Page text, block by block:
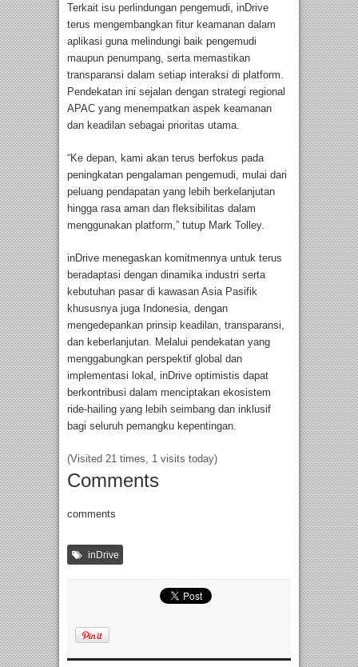
Terkait isu perlindungan pengemudi, inDrive
terus mengembangkan fitur keamanan dalam
aplikasi guna melindungi baik pengemudi
maupun penumpang, serta memastikan
transparansi dalam setiap interaksi di platform.
Pendekatan ini sejalan dengan strategi regional
APAC yang menempatkan aspek keamanan
dan keadilan sebagai prioritas utama.
“Ke depan, kami akan terus berfokus pada
peningkatan pengalaman pengemudi, mulai dari
peluang pendapatan yang lebih berkelanjutan
hingga rasa aman dan fleksibilitas dalam
menggunakan platform,” tutup Mark Tolley.
inDrive menegaskan komitmennya untuk terus
beradaptasi dengan dinamika industri serta
kebutuhan pasar di kawasan Asia Pasifik
khususnya juga Indonesia, dengan
mengedepankan prinsip keadilan, transparansi,
dan keberlanjutan. Melalui pendekatan yang
menggabungkan perspektif global dan
implementasi lokal, inDrive optimistis dapat
berkontribusi dalam menciptakan ekosistem
ride-hailing yang lebih seimbang dan inklusif
bagi seluruh pemangku kepentingan.
(Visited 21 times, 1 visits today)
Comments
comments
inDrive